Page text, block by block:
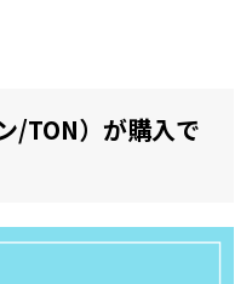
/TON）が購入で